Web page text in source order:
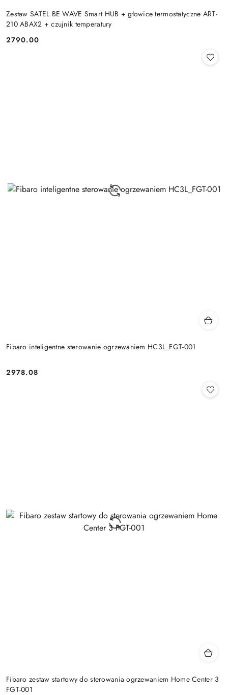
Zestaw SATEL BE WAVE Smart HUB + głowice termostatyczne ART-
210 ABAX2 + czujnik temperatury
Cena:
2790.00
Fibaro inteligentne sterowanie ogrzewaniem HC3L_FGT-001
Cena:
2978.08
Fibaro zestaw startowy do sterowania ogrzewaniem Home Center 3
FGT-001